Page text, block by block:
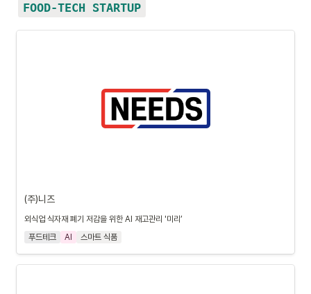
FOOD-TECH STARTUP
(주)니즈
외식업 식자재 폐기 저감을 위한 AI 재고관리 '미리’
푸드테크
AI 스마트 식품